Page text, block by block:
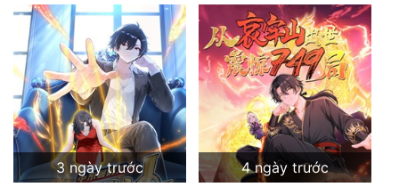
3 ngày trước
4 ngày trước